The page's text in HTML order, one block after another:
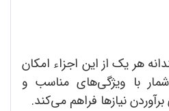
هر یک از این اجزاء امکان
با ویژگی‌های مناسب و
نیازها فراهم می‌کند.